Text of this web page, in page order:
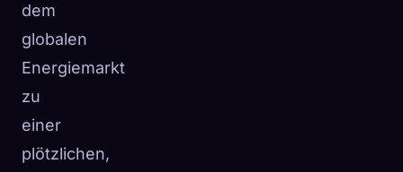
dem
globalen
Energiemarkt
zu
einer
plötzlichen,